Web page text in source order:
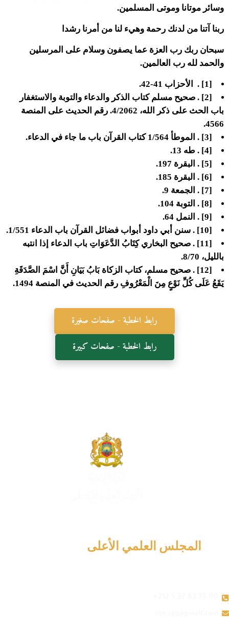
وسائر موتانا وموتى المسلمين.
ربنا آتنا من لدنك رحمة وهيء لنا من أمرنا رشدا
سبحان ربك رب العزة عما يصفون وسلام على المرسلين
والحمد لله رب العالمين.
[1] . الأحزاب 41-42.
[2] . صحيح مسلم كتاب الذكر والدعاء والتوبة والاستغفار
باب الحث على ذكر الله، 4/2062. رقم الحديث على المنصة
4566.
[3] . الموطأ 1/564 كتاب القرآن باب ما جاء في الدعاء.
[4] . طه 13.
[5] . البقرة 197.
[6] . البقرة 185.
[7] . الجمعة 9.
[8] . التوبة 104.
[9] . النمل 64.
[10] . سنن أبي داود أبواب فضائل القرآن باب الدعاء 1/551.
[11] . صحيح البخاري كِتَابُ الدَّعَوَاتِ باب الدعاء إذا انتبه
بالليل، 8/70.
[12] . صحيح مسلم، كتاب الزكاة بَابُ بَيَانِ أَنَّ اسْمَ الصَّدَقَةِ
يَقَعُ عَلَى كُلِّ نَوْعٍ مِنَ الْمَعْرُوفِ رقم الحديث في المنصة 1494.
رابط الخطبة - صفحات صغيرة
رابط الخطبة - صفحات كبيرة
المجلس العلمي الأعلى